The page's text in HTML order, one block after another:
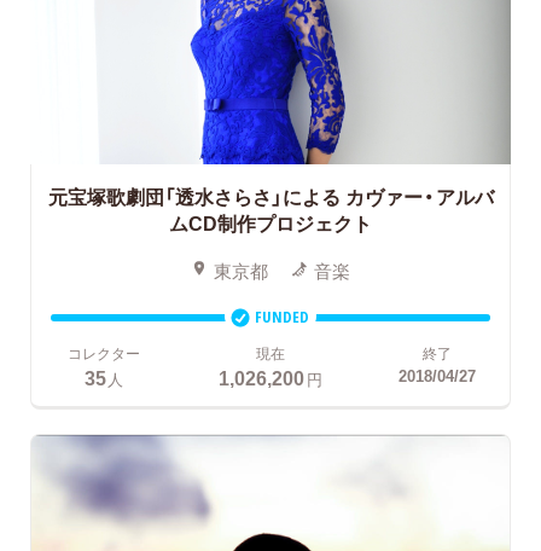
元宝塚歌劇団「透水さらさ」による カヴァー・アルバ
ムCD制作プロジェクト
東京都 音楽
FUNDED
コレクター
35 人
現在
1,026,200円
終了
2018/04/27